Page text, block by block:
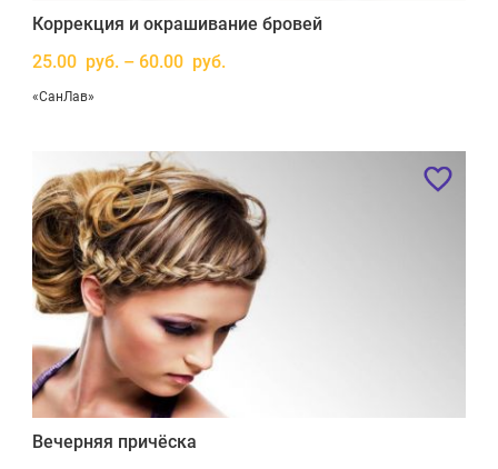
Коррекция и окрашивание бровей
25.00 руб. – 60.00 руб.
«СанЛав»
Вечерняя причёска